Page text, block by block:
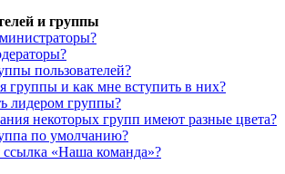
и группы
пользователей?
группы и как мне вступить в них?
лидером группы?
некоторых групп имеют разные цвета?
по умолчанию?
ссылка «Наша команда»?